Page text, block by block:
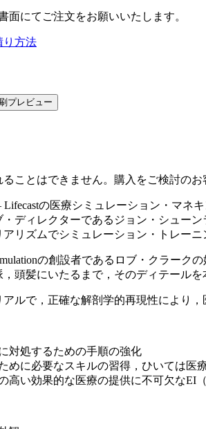
面にてご注文をお願いいたします。
り方法
ことはできません。購入をご検討のお
Lifecastの医療シミュレーション・マ
ディレクターであるジョン・シュー
リズムでシミュレーション・トレー
の創設者であるロブ・クラー
頭髪にいたるまで，そのディテールを
ルで，正確な解剖学的再現性により
対処するための手順の強化
めに必要なスキルの習得，ひいては医
高い効果的な医療の提供に不可欠なEI